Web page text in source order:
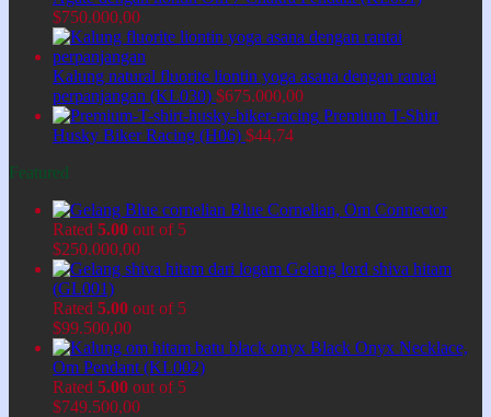
$750.000,00
Kalung natural fluorite liontin yoga asana dengan rantai
perpanjangan (KL030) $675.000,00
Premium T-Shirt
Husky Biker Racing (H06) $44,74
Featured
Blue Cornelian, Om Connector
Rated 5.00 out of 5
$250.000,00
Gelang lord shiva hitam
(GL001)
Rated 5.00 out of 5
$99.500,00
Black Onyx Necklace,
Om Pendant (KL002)
Rated 5.00 out of 5
$749.500,00